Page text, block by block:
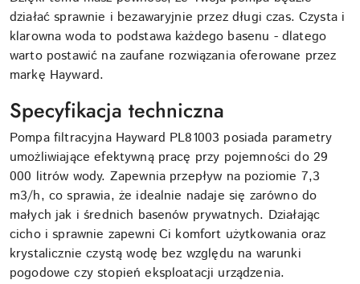
działać sprawnie i bezawaryjnie przez długi czas. Czysta i
klarowna woda to podstawa każdego basenu - dlatego
warto postawić na zaufane rozwiązania oferowane przez
markę Hayward.
Specyfikacja techniczna
Pompa filtracyjna Hayward PL81003 posiada parametry
umożliwiające efektywną pracę przy pojemności do 29
000 litrów wody. Zapewnia przepływ na poziomie 7,3
m3/h, co sprawia, że idealnie nadaje się zarówno do
małych jak i średnich basenów prywatnych. Działając
cicho i sprawnie zapewni Ci komfort użytkowania oraz
krystalicznie czystą wodę bez względu na warunki
pogodowe czy stopień eksploatacji urządzenia.